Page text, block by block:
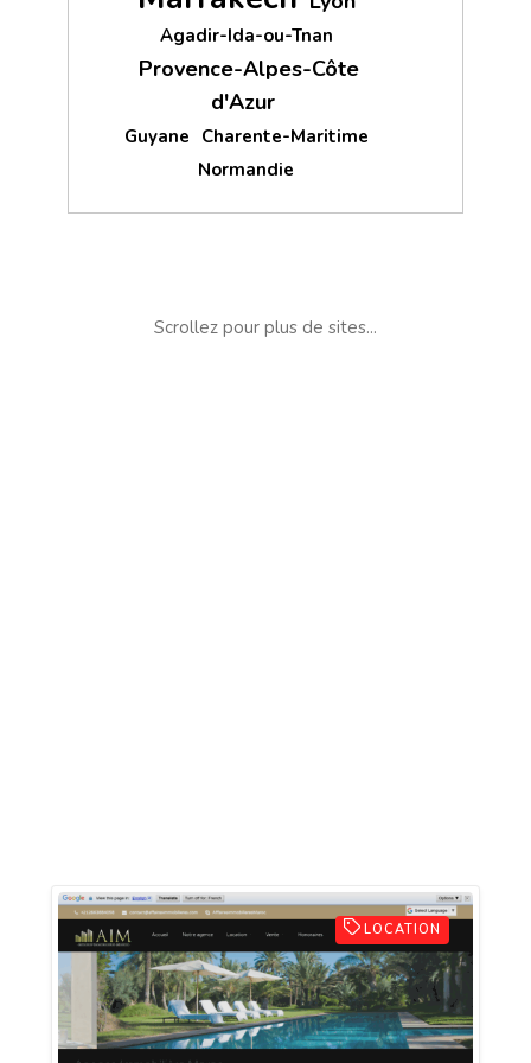
Agadir-Ida-ou-Tnan
Provence-Alpes-Côte
d'Azur
Guyane Charente-Maritime
Normandie
Scrollez pour plus de sites...
LOCATION